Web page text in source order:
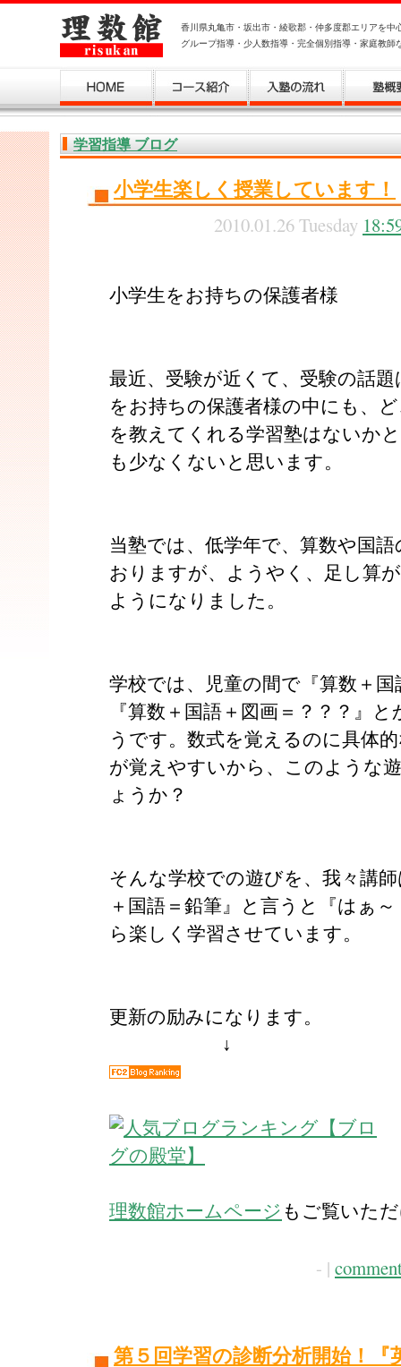
香川県丸亀市・坂出市・綾歌郡・仲多度郡エリアを中
グループ指導・少人数指導・完全個別指導・家庭教
学習指導 ブログ
小学生楽しく授業しています！
2010.01.26 Tuesday
小学生をお持ちの保護者様
最近、受験が近くて、受験の話
をお持ちの保護者様の中にも、
を教えてくれる学習塾はないか
も少なくないと思います。
当塾では、低学年で、算数や国
おりますが、ようやく、足し算
ようになりました。
学校では、児童の間で『算数＋
『算数＋国語＋図画＝？？？』
うです。数式を覚えるのに具体
が覚えやすいから、このような
ょうか？
そんな学校での遊びを、我々講
＋国語＝鉛筆』と言うと『はぁ
ら楽しく学習させています。
更新の励みになります。
↓
理数館ホームページ もご覧いた
- |
第５回学習の診断分析開始！『